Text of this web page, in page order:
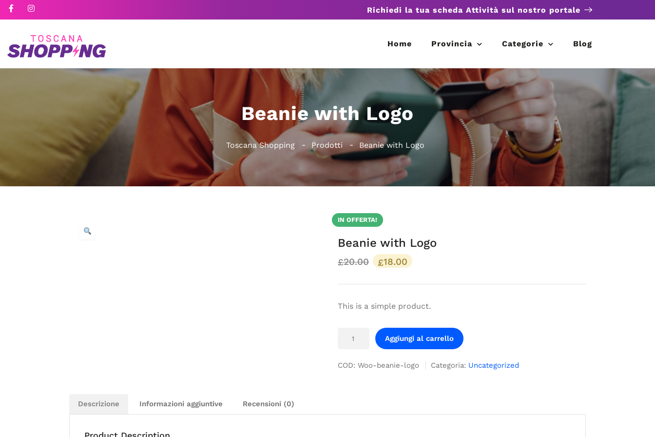
Richiedi la tua scheda Attività sul nostro portale
Home Provincia Categorie Blog
Beanie with Logo
Toscana Shopping Prodotti Beanie with Logo
IN OFFERTA!
Beanie with Logo
£20.00 £18.00
This is a simple product.
Aggiungi al carrello
COD:Woo-beanie-logo Categoria: Uncategorized
Descrizione Informazioni aggiuntive Recensioni (0)